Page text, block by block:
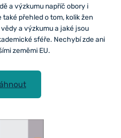
a výzkumu napříč obory i
přehled o tom, kolik žen
a výzkumu a jaké jsou
sféře. Nechybí zde ani
zeměmi EU.